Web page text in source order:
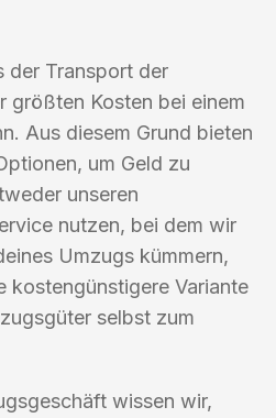
der Transport der
größten Kosten bei einem
Aus diesem Grund bieten
um Geld zu
unseren
nutzen, bei dem wir
Umzugs kümmern,
kostengünstigere Variante
selbst zum
wissen wir,